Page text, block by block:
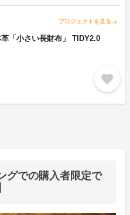
プロジェクトを見る arrow_forward
「小さい長財布」 TIDY2.0
favorite
グでの購入者限定で